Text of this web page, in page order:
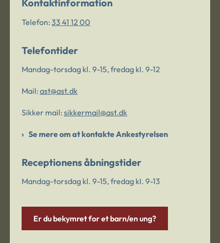
Kontaktinformation
Telefon: 33 41 12 00
Telefontider
Mandag-torsdag kl. 9-15, fredag kl. 9-12
Mail: ast@ast.dk
Sikker mail: sikkermail@ast.dk
Se mere om at kontakte Ankestyrelsen
Receptionens åbningstider
Mandag-torsdag kl. 9-15, fredag kl. 9-13
Er du bekymret for et barn/en ung?